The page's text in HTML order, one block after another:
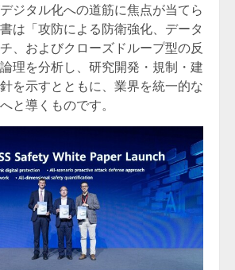
ジタル化への道筋に焦点が当てら
は「攻防による防衛強化、データ
、およびクローズドループ型の反
理を分析し、研究開発・規制・建
を示すとともに、業界を統一的な
と導くものです。